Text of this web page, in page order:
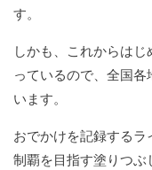
す。
しかも、これからは
っているので、全国
います。
おでかけを記録する
制覇を目指す塗りつぶ